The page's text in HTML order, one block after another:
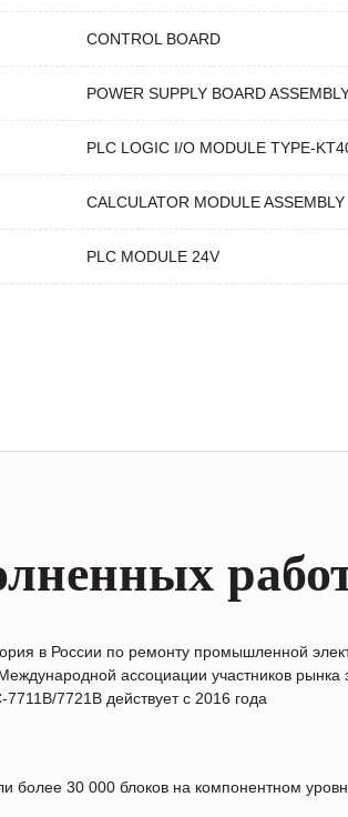
CONTROL BOARD
POWER SUPPLY BOARD
PLC LOGIC I/O MODULE TYPE-
CALCULATOR MODULE ASSEMBLY
PLC MODULE 24V
в России по ремонту промышленной
ассоциации участников рынка
7721B действует с 2016 года
более 30 000 блоков на компонентном